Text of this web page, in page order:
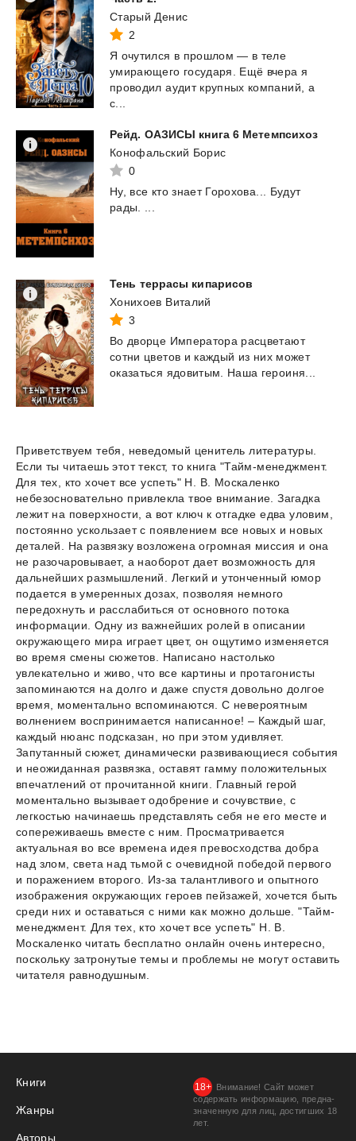
Старый Денис
2
Я очутился в прошлом — в теле
умирающего государя. Ещё вчера я
проводил аудит крупных компаний, а
с...
Рейд. ОАЗИСЫ книга 6 Метемпсихоз
Конофальский Борис
0
Ну, все кто знает Горохова...
Будут
рады.
Тень террасы кипарисов
Хонихоев Виталий
3
Во дворце Императора расцветают
сотни цветов и каждый из них может
оказаться ядовитым. Наша героиня...
Приветствуем тебя, неведомый ценитель литературы.
Если ты читаешь этот текст, то книга "Тайм-менеджмент.
Для тех, кто хочет все успеть" Н. В. Москаленко
небезосновательно привлекла твое внимание. Загадка
лежит на поверхности, а вот ключ к отгадке едва уловим,
постоянно ускользает с появлением все новых и новых
деталей. На развязку возложена огромная миссия и она
не разочаровывает, а наоборот дает возможность для
дальнейших размышлений. Легкий и утонченный юмор
подается в умеренных дозах, позволяя немного
передохнуть и расслабиться от основного потока
информации. Одну из важнейших ролей в описании
окружающего мира играет цвет, он ощутимо изменяется
во время смены сюжетов. Написано настолько
увлекательно и живо, что все картины и протагонисты
запоминаются на долго и даже спустя довольно долгое
время, моментально вспоминаются. С невероятным
волнением воспринимается написанное! – Каждый шаг,
каждый нюанс подсказан, но при этом удивляет.
Запутанный сюжет, динамически развивающиеся события
и неожиданная развязка, оставят гамму положительных
впечатлений от прочитанной книги. Главный герой
моментально вызывает одобрение и сочувствие, с
легкостью начинаешь представлять себя не его месте и
сопереживаешь вместе с ним. Просматривается
актуальная во все времена идея превосходства добра
над злом, света над тьмой с очевидной победой первого
и поражением второго. Из-за талантливого и опытного
изображения окружающих героев пейзажей, хочется быть
среди них и оставаться с ними как можно дольше. "Тайм-
менеджмент. Для тех, кто хочет все успеть" Н. В.
Москаленко читать бесплатно онлайн очень интересно,
поскольку затронутые темы и проблемы не могут оставить
читателя равнодушным.
Книги
Жанры
Авторы
Внимание! Сайт может
содержать информацию, предна­
значенную для лиц, дости­гших 18
лет.